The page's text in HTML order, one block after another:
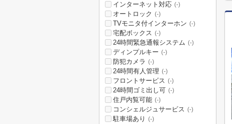
インターネット対応 (-)
オートロック (-)
TVモニタ付インターホン (-)
宅配ボックス (-)
24時間緊急通報システム (-)
ディンプルキー (-)
防犯カメラ (-)
24時間有人管理 (-)
フロントサービス (-)
24時間ゴミ出し可 (-)
住戸内覧可能 (-)
コンシェルジュサービス (-)
駐車場あり (-)